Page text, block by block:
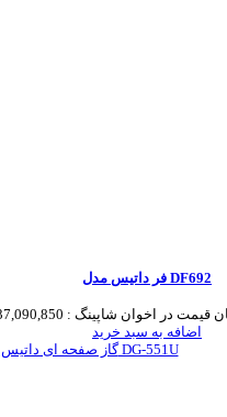
فر داتیس مدل DF692
قیمت در اخوان شاپینگ : 37,090,850
اضافه به سبد خرید